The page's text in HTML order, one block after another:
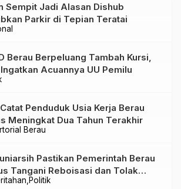
Sempit Jadi Alasan Dishub
Parkir di Tepian Teratai
Berau Berpeluang Tambah Kursi,
Ingatkan Acuannya UU Pemilu
Berau
Penduduk Usia Kerja Berau
Meningkat Dua Tahun Terakhir
Politik
Pastikan Pemerintah Berau
Tangani Reboisasi dan Tolak
Ilegal